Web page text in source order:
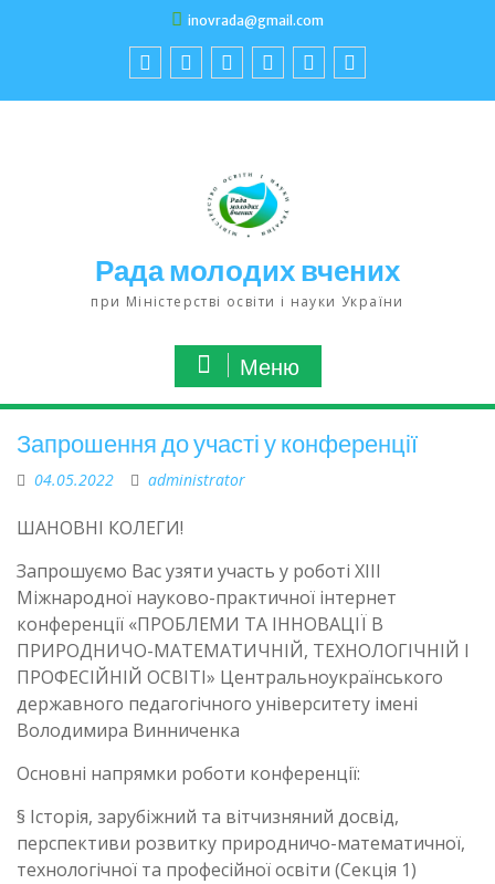
inovrada@gmail.com
Рада молодих вчених
при Міністерстві освіти і науки України
Меню
Запрошення до участі у конференції
04.05.2022 administrator
ШАНОВНІ КОЛЕГИ!
Запрошуємо Вас узяти участь у роботі XІІІ
Міжнародної науково-практичної інтернет
конференції «ПРОБЛЕМИ ТА ІННОВАЦІЇ В
ПРИРОДНИЧО-МАТЕМАТИЧНІЙ, ТЕХНОЛОГІЧНІЙ І
ПРОФЕСІЙНІЙ ОСВІТІ» Центральноукраїнського
державного педагогічного університету імені
Володимира Винниченка
Основні напрямки роботи конференції:
§ Історія, зарубіжний та вітчизняний досвід,
перспективи розвитку природничо-математичної,
технологічної та професійної освіти (Секція 1)